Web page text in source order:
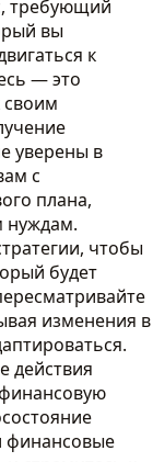
требующий
вы
к
— это
уверены в
с
плана,
нуждам.
чтобы
будет
изменения в
действия
финансовые